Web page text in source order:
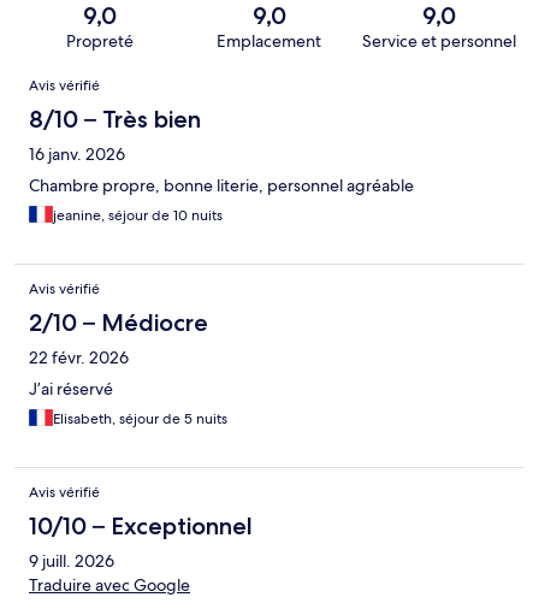
9,0
Propreté
9,0
Emplacement
9,0
Service et personnel
Avis
Avis vérifié
8/10 – Très bien
16 janv. 2026
Chambre propre, bonne literie, personnel agréable
jeanine, séjour de 10 nuits
Avis vérifié
2/10 – Médiocre
22 févr. 2026
J’ai réservé
Elisabeth, séjour de 5 nuits
Avis vérifié
10/10 – Exceptionnel
9 juill. 2026
Traduire avec Google